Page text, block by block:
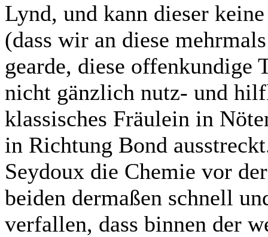
Lynd, und kann dieser
(dass wir an diese
gearde, diese offenkundige
nicht gänzlich nutz- und
klassisches Fräulein in
in Richtung Bond
Seydoux die Chemie vor
beiden dermaßen schnell
verfallen, dass binnen der